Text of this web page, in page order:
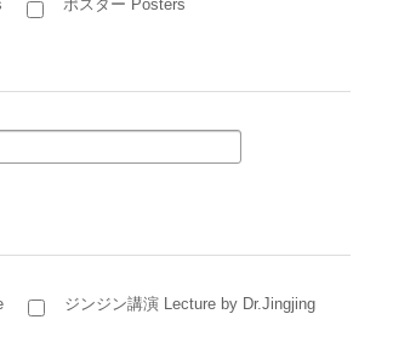
ポスター Posters
ジンジン講演 Lecture by Dr.Jingjing